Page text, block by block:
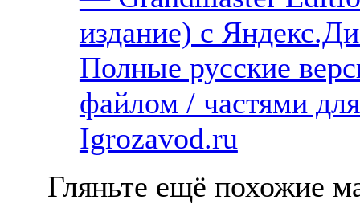
издание) с
Полные русские
файлом / частями
Igrozavod.ru
Гляньте ещё похожие